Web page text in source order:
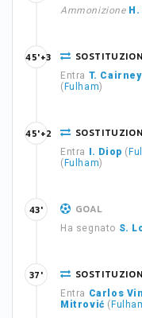
Ammonizione
Entra T. Cairney
( Fulham)
45'+3
Entra I. Diop (
( Fulham)
45'+2
GOAL
Ha segnato S.
43'
Entra Carlos
Mitrović (
37'